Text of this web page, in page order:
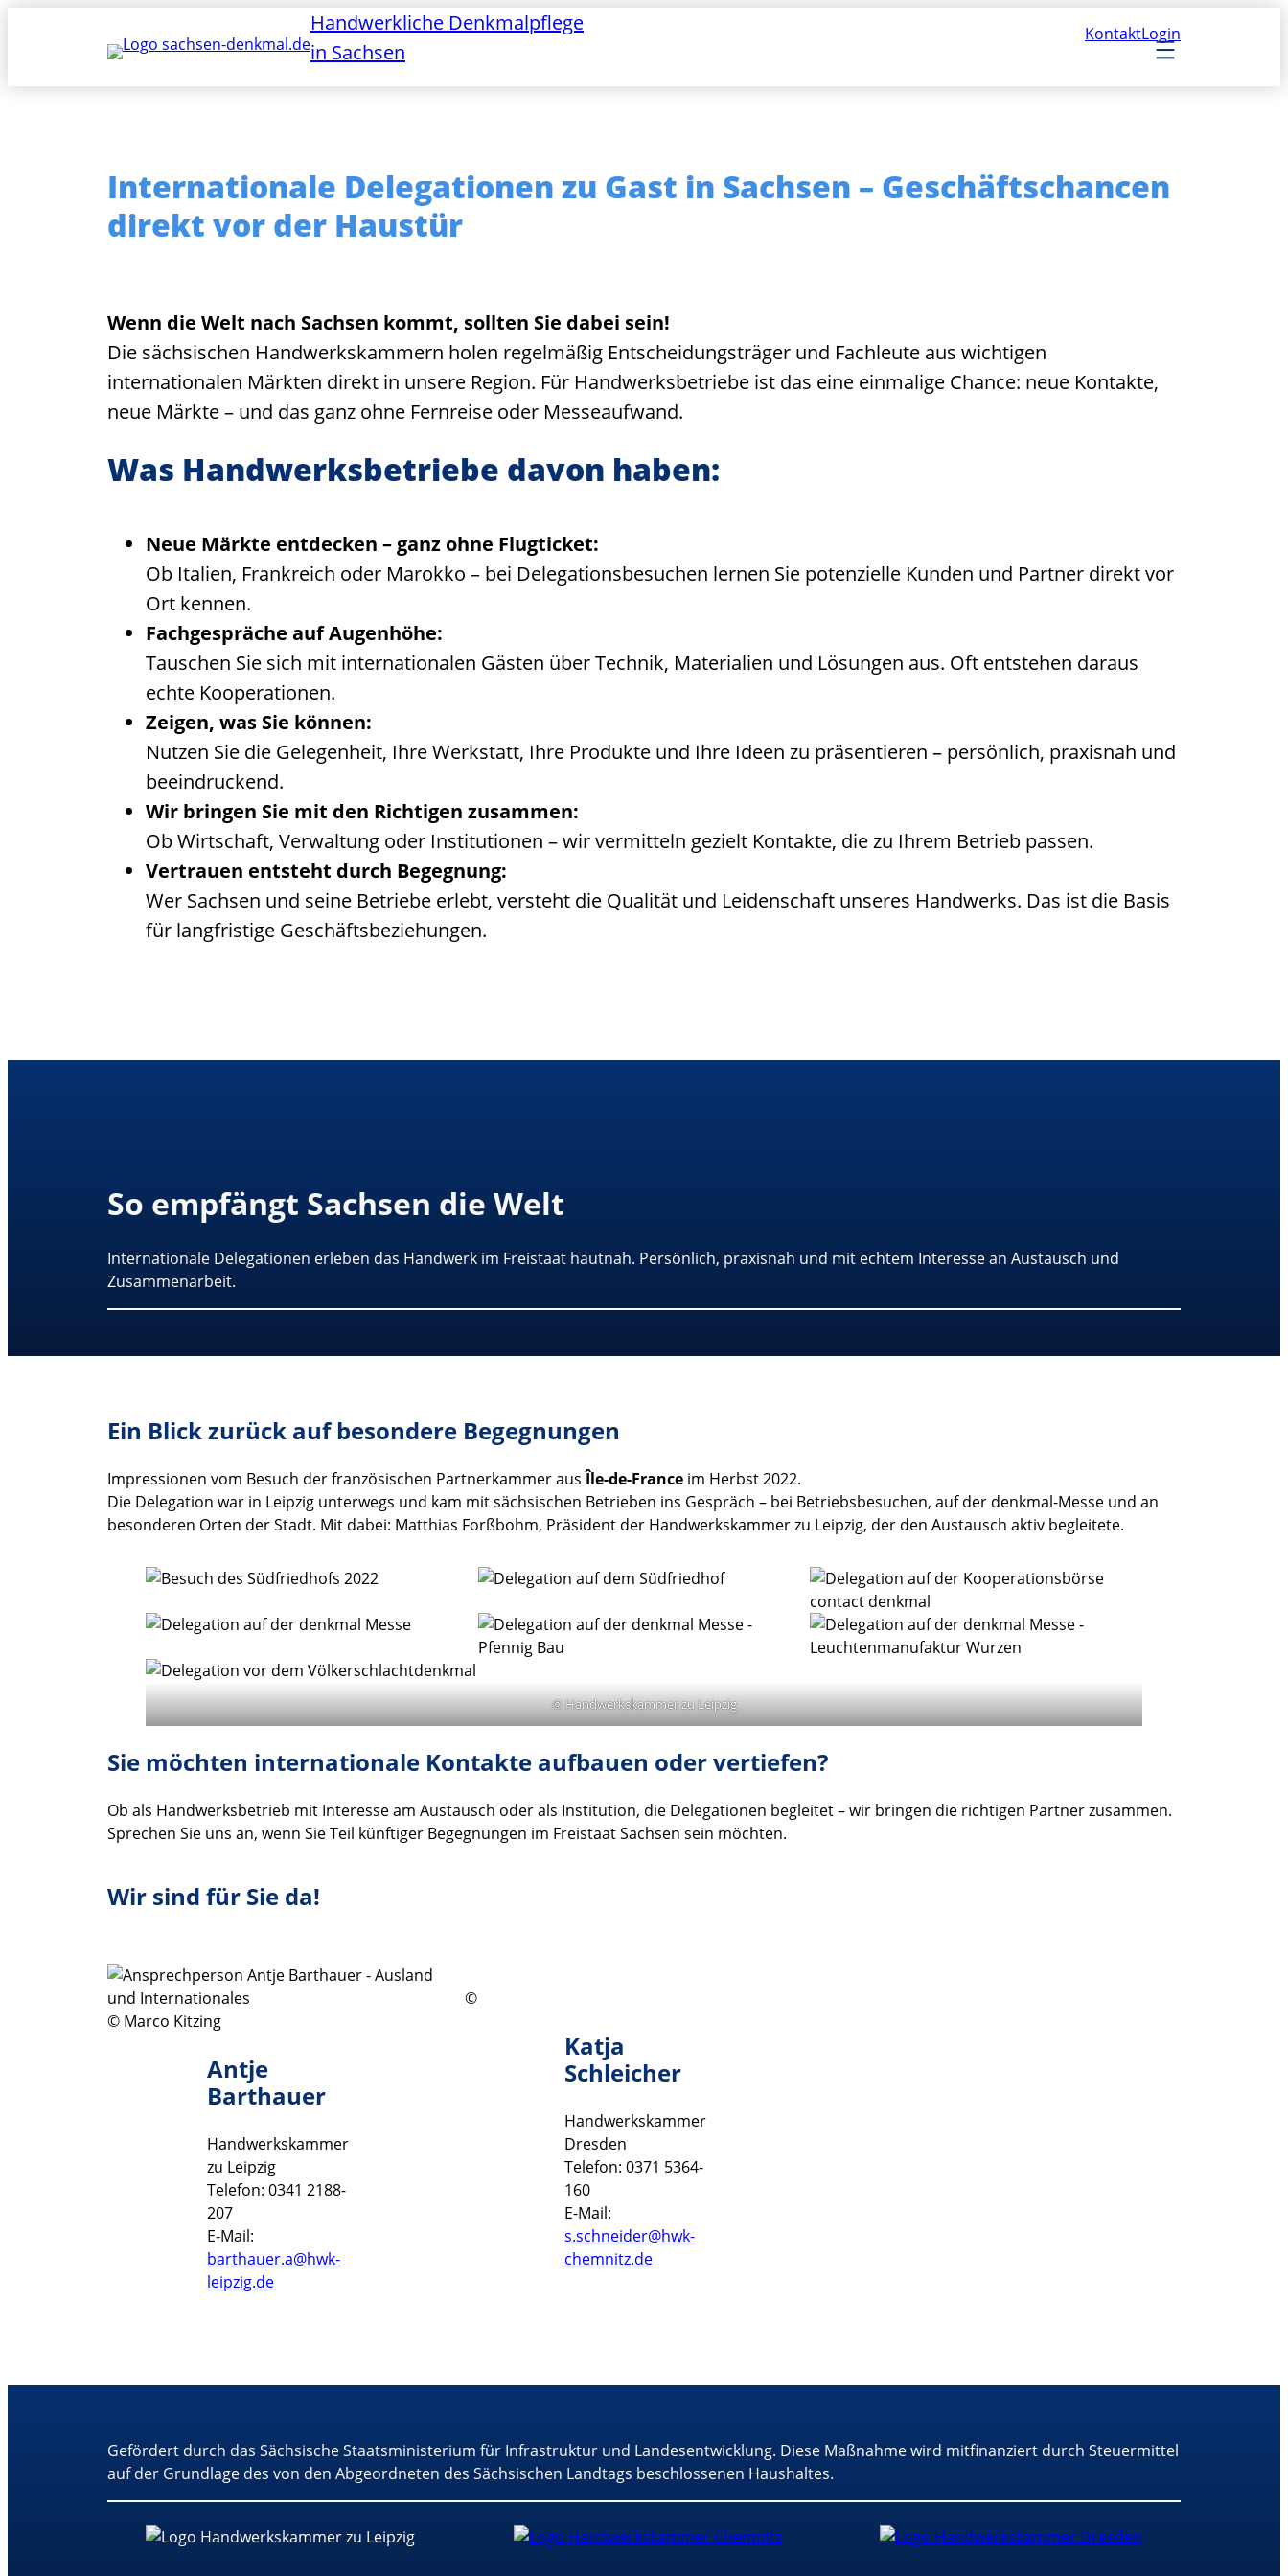
KontaktLogin
Handwerkliche Denkmalpflege
in Sachsen
Internationale Delegationen zu Gast in Sachsen – Geschäftschancen
direkt vor der Haustür
Wenn die Welt nach Sachsen kommt, sollten Sie dabei sein!
Die sächsischen Handwerkskammern holen regelmäßig Entscheidungsträger und Fachleute aus wichtigen
internationalen Märkten direkt in unsere Region. Für Handwerksbetriebe ist das eine einmalige Chance: neue Kontakte,
neue Märkte – und das ganz ohne Fernreise oder Messeaufwand.
Was Handwerksbetriebe davon haben:
Neue Märkte entdecken – ganz ohne Flugticket:
Ob Italien, Frankreich oder Marokko – bei Delegationsbesuchen lernen Sie potenzielle Kunden und Partner direkt vor
Ort kennen.
Fachgespräche auf Augenhöhe:
Tauschen Sie sich mit internationalen Gästen über Technik, Materialien und Lösungen aus. Oft entstehen daraus
echte Kooperationen.
Zeigen, was Sie können:
Nutzen Sie die Gelegenheit, Ihre Werkstatt, Ihre Produkte und Ihre Ideen zu präsentieren – persönlich, praxisnah und
beeindruckend.
Wir bringen Sie mit den Richtigen zusammen:
Ob Wirtschaft, Verwaltung oder Institutionen – wir vermitteln gezielt Kontakte, die zu Ihrem Betrieb passen.
Vertrauen entsteht durch Begegnung:
Wer Sachsen und seine Betriebe erlebt, versteht die Qualität und Leidenschaft unseres Handwerks. Das ist die Basis
für langfristige Geschäftsbeziehungen.
So empfängt Sachsen die Welt
Internationale Delegationen erleben das Handwerk im Freistaat hautnah. Persönlich, praxisnah und mit echtem Interesse an Austausch und
Zusammenarbeit.
Ein Blick zurück auf besondere Begegnungen
Impressionen vom Besuch der französischen Partnerkammer ausÎle-de-France im Herbst 2022.
Die Delegation war in Leipzig unterwegs und kam mit sächsischen Betrieben ins Gespräch – bei Betriebsbesuchen, auf der denkmal-Messe und an
besonderen Orten der Stadt. Mit dabei: Matthias Forßbohm, Präsident der Handwerkskammer zu Leipzig, der den Austausch aktiv begleitete.
© Handwerkskammer zu Leipzig
Sie möchten internationale Kontakte aufbauen oder vertiefen?
Ob als Handwerksbetrieb mit Interesse am Austausch oder als Institution, die Delegationen begleitet – wir bringen die richtigen Partner zusammen.
Sprechen Sie uns an, wenn Sie Teil künftiger Begegnungen im Freistaat Sachsen sein möchten.
Wir sind für Sie da!
© Marco Kitzing
Antje
Barthauer
Handwerkskammer
zu Leipzig
Telefon: 0341 2188-
207
E-Mail:
barthauer.a@hwk-
leipzig.de
©
Katja
Schleicher
Handwerkskammer
Dresden
Telefon: 0371 5364-
160
E-Mail:
s.schneider@hwk-
chemnitz.de
Gefördert durch das Sächsische Staatsministerium für Infrastruktur und Landesentwicklung. Diese Maßnahme wird mitfinanziert durch Steuermittel
auf der Grundlage des von den Abgeordneten des Sächsischen Landtags beschlossenen Haushaltes.